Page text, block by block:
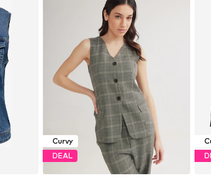
Curvy
DEAL